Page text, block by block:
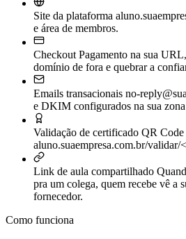
Site da plataforma
e área de membros.
Checkout Pagamento na sua
domínio de fora e quebrar a
Emails transacionais no-
e DKIM configurados na sua
Validação de certificado QR Code
aluno.suaempresa.com.br/validar/
Link de aula compartilhado
pra um colega, quem recebe vê a
fornecedor.
Como funciona